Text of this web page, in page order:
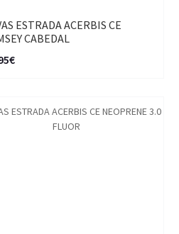
ESTRADA ACERBIS CE
CABEDAL